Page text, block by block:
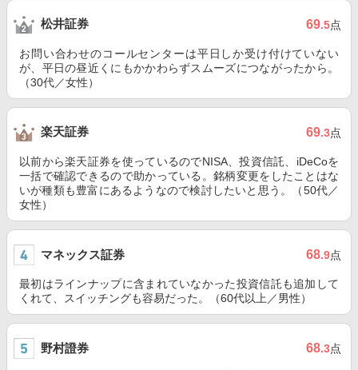
松井証券 69.5点
お問い合わせのコールセンターは平日しか受け付けていない
が、平日の昼近くにもかかわらずスムーズにつながったから。
（30代／女性）
楽天証券 69.3点
以前から楽天証券を使っているのでNISA、投資信託、iDeCoを
一括で確認できるので助かっている。銘柄変更をしたことはな
いが種類も豊富にあるようなので検討したいと思う。（50代／
女性）
マネックス証券 68.9点
最初はラインナップに含まれていなかった投資信託も追加して
くれて、スイッチングも容易だった。（60代以上／男性）
野村證券 68.3点